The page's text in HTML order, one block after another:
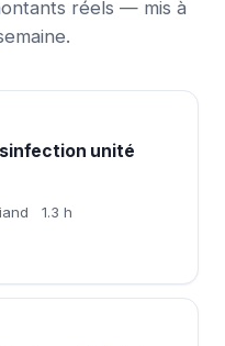
réels — mis à
unité
1.3 h